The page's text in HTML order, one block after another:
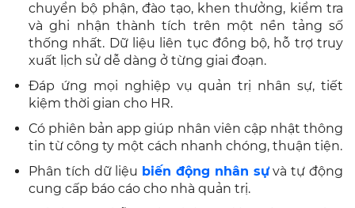
chuyển bộ phận, đào tạo, khen thưởng, kiểm tra
và ghi nhận thành tích trên một nền tảng số
thống nhất. Dữ liệu liên tục đồng bộ, hỗ trợ truy
xuất lịch sử dễ dàng ở từng giai đoạn.
Đáp ứng mọi nghiệp vụ quản trị nhân sự, tiết
kiệm thời gian cho HR.
Có phiên bản app giúp nhân viên cập nhật thông
tin từ công ty một cách nhanh chóng, thuận tiện.
Phân tích dữ liệu biến động nhân sựvà tự động
cung cấp báo cáo cho nhà quản trị.